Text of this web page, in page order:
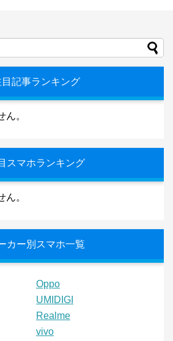
目記事ランキング
ん。
スマホランキング
ん。
カー別スマホ一覧
Oppo
UMIDIGI
Realme
vivo